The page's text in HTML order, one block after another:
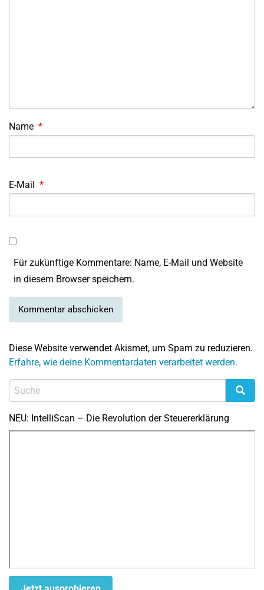
Name *
E-Mail *
Für zukünftige Kommentare: Name, E-Mail und Website
in diesem Browser speichern.
Diese Website verwendet Akismet, um Spam zu reduzieren.
Erfahre, wie deine Kommentardaten verarbeitet werden.
NEU: IntelliScan – Die Revolution der Steuererklärung